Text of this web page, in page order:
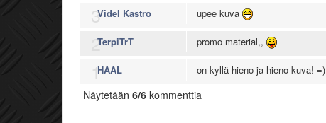
3Videl Kastro upee kuva
2
TerpiTrT promo material,,
1HAAL on kyllä hieno ja hieno kuva! =)
Näytetään 6/6 kommenttia